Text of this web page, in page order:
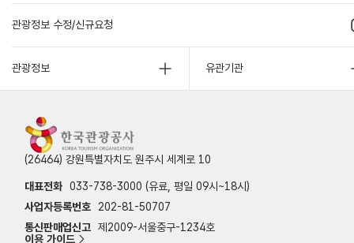
관광정보 수정/신규요청
관광정보 유관기관
(26464) 강원특별자치도 원주시 세계로 10
대표전화 033-738-3000 (유료, 평일 09시~18시)
사업자등록번호
202-81-50707
통신판매업신고 제2009-서울중구-1234호
이용 가이드